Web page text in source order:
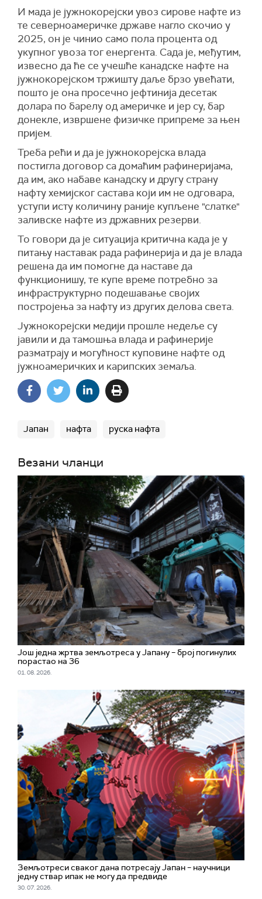
И мада је јужнокорејски увоз сирове нафте из
те северноамеричке државе нагло скочио у
2025, он је чинио само пола процента од
укупног увоза тог енергента. Сада је, међутим,
извесно да ће се учешће канадске нафте на
јужнокорејском тржишту даље брзо увећати,
пошто је она просечно јефтинија десетак
долара по барелу од америчке и јер су, бар
донекле, извршене физичке припреме за њен
пријем.
Треба рећи и да је јужнокорејска влада
постигла договор са домаћим рафинеријама,
да им, ако набаве канадску и другу страну
нафту хемијског састава који им не одговара,
уступи исту количину раније купљене "слатке"
заливске нафте из државних резерви.
То говори да је ситуација критична када је у
питању наставак рада рафинерија и да је влада
решена да им помогне да наставе да
функционишу, те купе време потребно за
инфраструктурно подешавање својих
постројења за нафту из других делова света.
Јужнокорејски медији прошле недеље су
јавили и да тамошња влада и рафинерије
разматрају и могућност куповине нафте од
јужноамеричких и карипских земаља.
Јапан нафта руска нафта
Везани чланци
Још једна жртва земљотреса у Јапану – број погинулих
порастао на 36
01. 08. 2026.
Земљотреси сваког дана потресају Јапан – научници
једну ствар ипак не могу да предвиде
30. 07. 2026.